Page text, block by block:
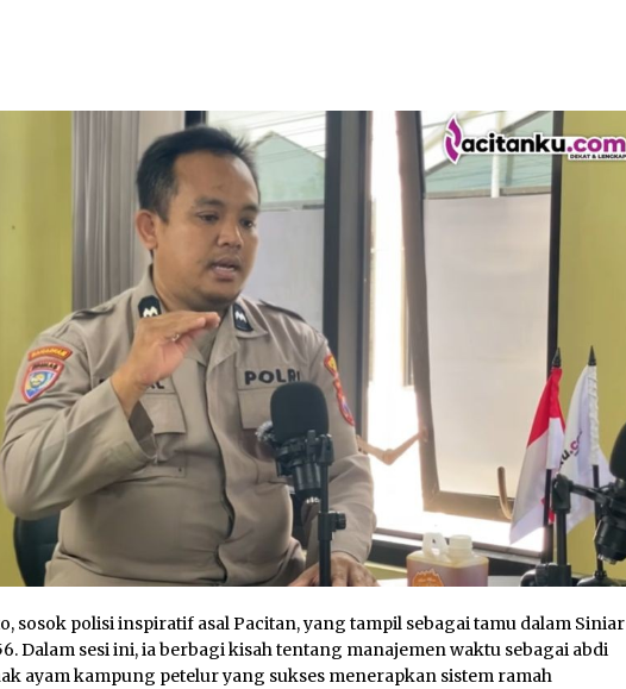
sosok polisi inspiratif asal Pacitan, yang tampil sebagai tamu dalam Siniar
Dalam sesi ini, ia berbagi kisah tentang manajemen waktu sebagai abdi
ayam kampung petelur yang sukses menerapkan sistem ramah